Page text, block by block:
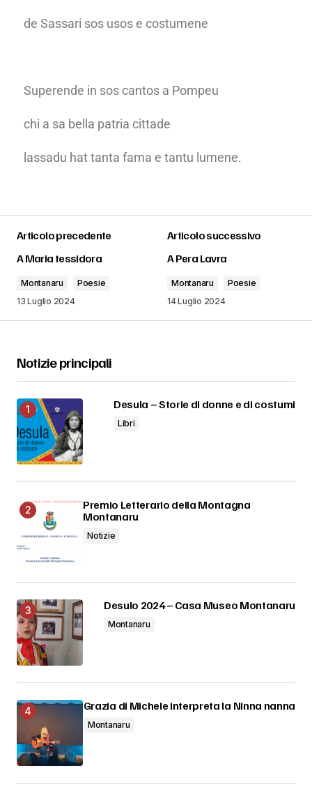
de Sassari sos usos e costumene
Superende in sos cantos a Pompeu
chi a sa bella patria cittade
lassadu hat tanta fama e tantu lumene.
Articolo precedente
A Maria tessidora
Montanaru
Poesie
13 Luglio 2024
Articolo successivo
A Pera Lavra
Montanaru
Poesie
14 Luglio 2024
Notizie principali
Desula – Storie di donne e di costumi
Libri
Premio Letterario della Montagna
Montanaru
Notizie
Desulo 2024 – Casa Museo Montanaru
Montanaru
Grazia di Michele interpreta la Ninna nanna
Montanaru